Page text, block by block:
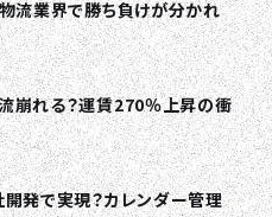
流業界で勝ち負けが分かれ
崩れる？運賃270％上昇の衝
発で実現？カレンダー管理